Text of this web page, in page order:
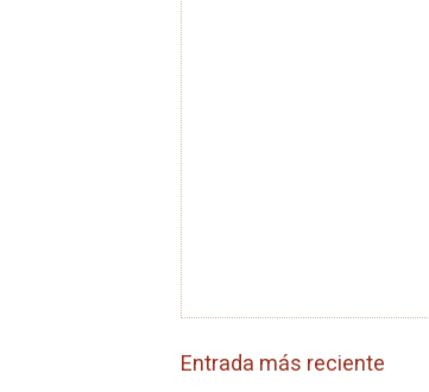
Entrada más reciente